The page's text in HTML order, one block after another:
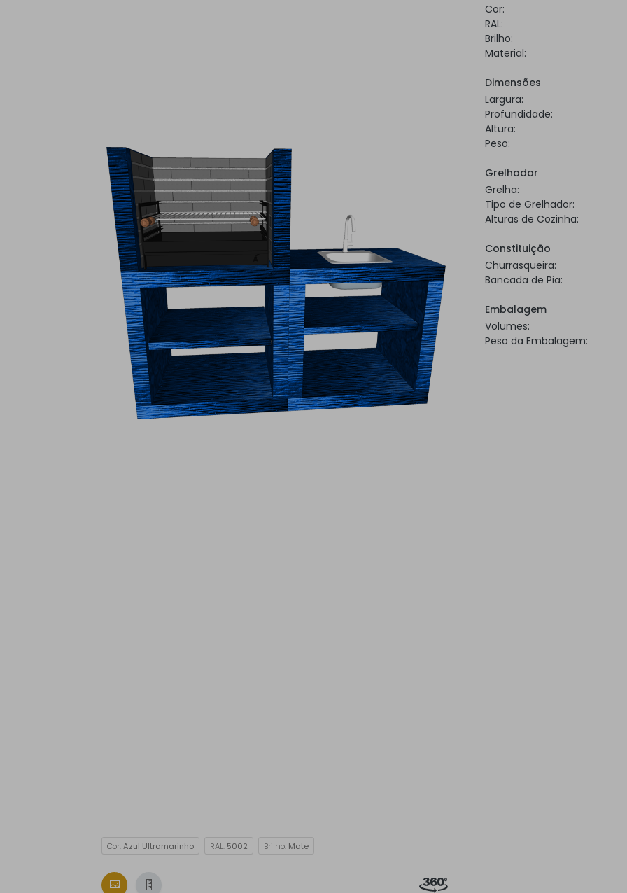
Cor:Azul Ultramarinho RAL: 5002 Brilho: Mate
Cor:
RAL:
Brilho:
Material:
Dimensões
Largura:
Profundidade:
Altura:
Peso:
Grelhador
Grelha:
Tipo de Grelhador:
Alturas de Cozinha:
Constituição
Churrasqueira:
Bancada de Pia:
Embalagem
Volumes:
Peso da Embalagem: